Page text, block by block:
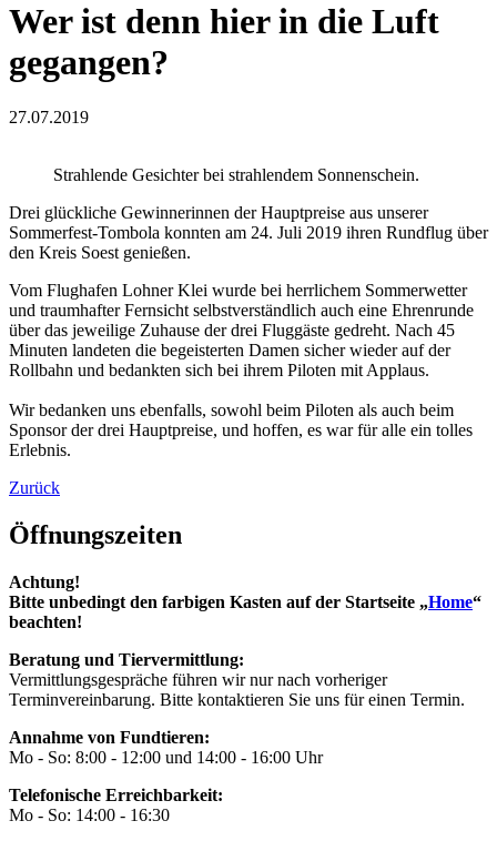
Wer ist denn hier in die Luft
gegangen?
27.07.2019
Strahlende Gesichter bei strahlendem Sonnenschein.
Drei glückliche Gewinnerinnen der Hauptpreise aus unserer
Sommerfest-Tombola konnten am 24. Juli 2019 ihren Rundflug über
den Kreis Soest genießen.
Vom Flughafen Lohner Klei wurde bei herrlichem Sommerwetter
und traumhafter Fernsicht selbstverständlich auch eine Ehrenrunde
über das jeweilige Zuhause der drei Fluggäste gedreht. Nach 45
Minuten landeten die begeisterten Damen sicher wieder auf der
Rollbahn und bedankten sich bei ihrem Piloten mit Applaus.
Wir bedanken uns ebenfalls, sowohl beim Piloten als auch beim
Sponsor der drei Hauptpreise, und hoffen, es war für alle ein tolles
Erlebnis.
Zurück
Öffnungszeiten
Achtung!
Bitte unbedingt den farbigen Kasten auf der Startseite „Home“
beachten!
Beratung und Tiervermittlung:
Vermittlungsgespräche führen wir nur nach vorheriger
Terminvereinbarung. Bitte kontaktieren Sie uns für einen Termin.
Annahme von Fundtieren:
Mo - So: 8:00 - 12:00 und 14:00 - 16:00 Uhr
Telefonische Erreichbarkeit:
Mo - So: 14:00 - 16:30